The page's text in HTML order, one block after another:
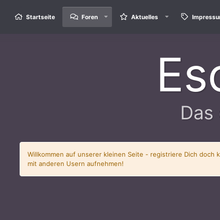
Startseite Foren Aktuelles
Willkommen auf unserer kleinen Seite - registriere Dich doch
mit anderen Usern aufnehmen!